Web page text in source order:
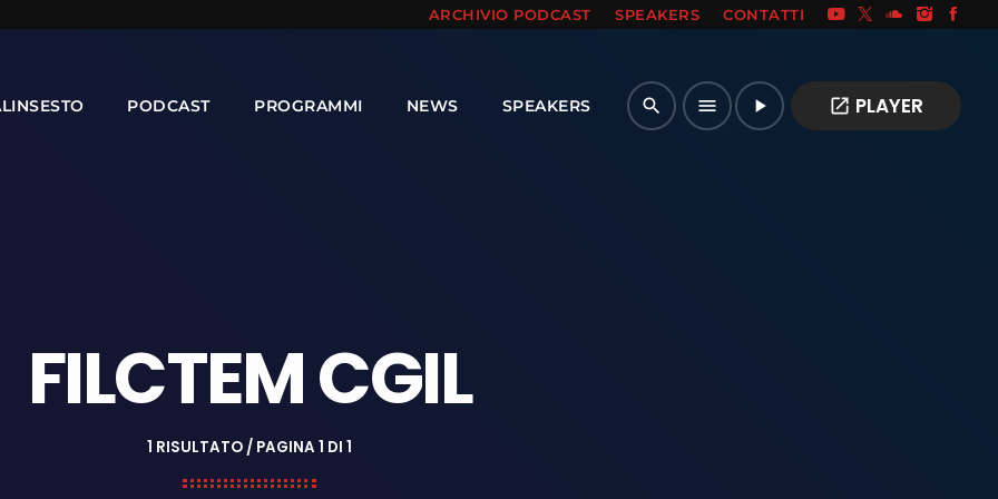
ARCHIVIO PODCAST SPEAKERS CONTATTI
PODCAST PROGRAMMI NEWS SPEAKERS search menu play_arrow open_in_new PLAYER
FILCTEM CGIL
1 RISULTATO / PAGINA 1 DI 1